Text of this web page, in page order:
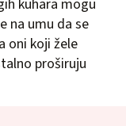
kuhara mogu
na umu da se
oni koji žele
proširuju